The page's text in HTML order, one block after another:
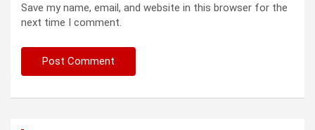
Save my name, email, and website in this browser for the
next time I comment.